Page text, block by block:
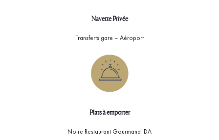
Navette Privée
Transferts gare – Aéroport
Plats à emporter
Notre Restaurant Gourmand IDA